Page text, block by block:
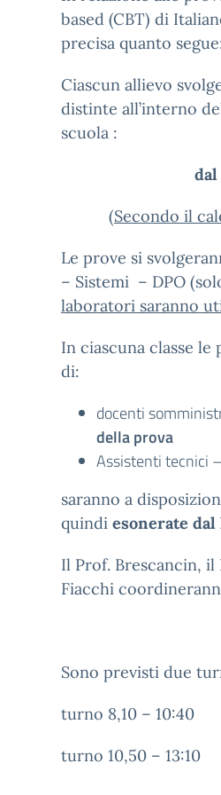
based (CBT) di
precisa quanto
Ciascun allievo
distinte all’interno
scuola :
(Secondo il
Le prove si
– Sistemi – DPO
laboratori saranno
In ciascuna classe le
di:
docenti
della prova
Assistenti tecnici
saranno a
quindi esonerate
Il Prof. Brescancin, il
Fiacchi
Sono previsti due
turno 8,10 – 10:40
turno 10,50 – 13:10